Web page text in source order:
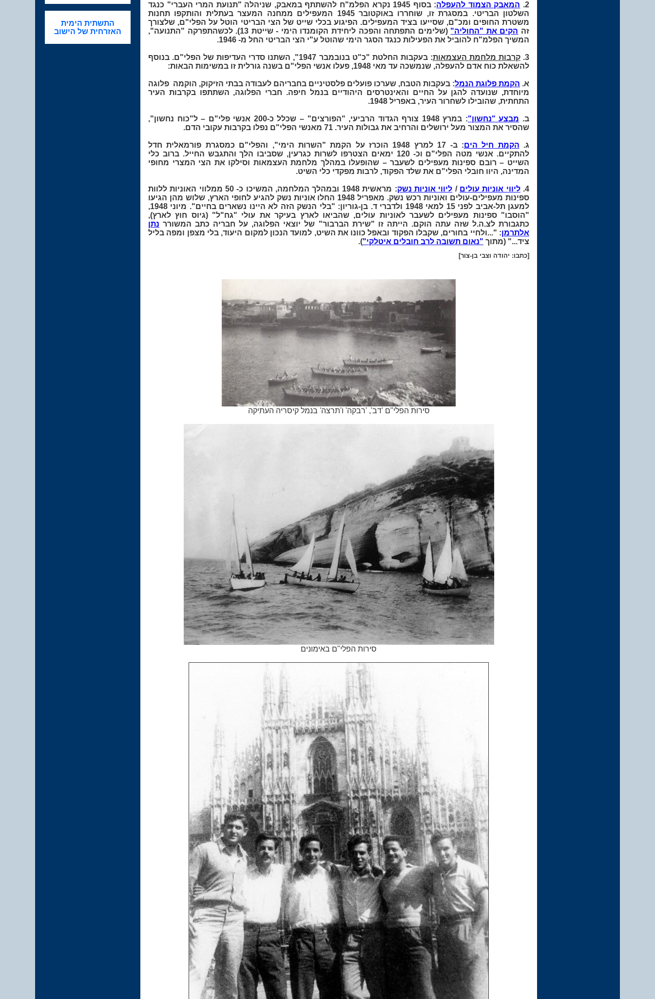
התשתית הימית
האזרחית של הישוב
2. המאבק הצמוד להעפלה
: בסוף 1945 נקרא הפלמ"ח להשתתף במאבק, שניהלה "תנועת המרי העברי" כנגד
השלטון הבריטי. במסגרת זו, שוחררו באוקטובר 1945 המעפילים ממחנה המעצר בעתלית והותקפו תחנות
משטרת החופים ומכ"ם, שסייעו בציד המעפילים. הפיגוע בכלי שייט של הצי הבריטי הוטל על הפלי"ם, שלצורך
זה הקים את "החוליה"
(שלימים התפתחה והפכה ליחידת הקומנדו הימי - שייטת 13). לכשהתפרקה "התנועה",
המשיך הפלמ"ח להוביל את הפעילות כנגד הסגר הימי שהוטל ע"י הצי הבריטי החל מ- 1946.
3. קרבות מלחמת העצמאות
: בעקבות החלטת "כ"ט בנובמבר 1947", השתנו סדרי העדיפות של הפלי"ם. בנוסף
להשאלת כוח אדם להעפלה, שנמשכה עד מאי 1948, פעלו אנשי הפלי"ם בשנה גורלית זו במשימות הבאות:
א. הקמת פלוגת הנמל: בעקבות הטבח, שערכו פועלים פלסטיניים בחבריהם לעבודה בבתי הזיקוק, הוקמה פלוגה
מיוחדת, שנועדה להגן על החיים והאינטרסים היהודיים בנמל חיפה. חברי הפלוגה, השתתפו בקרבות העיר
התחתית, שהובילו לשחרור העיר, באפריל 1948.
ב. מבצע "נחשון"
: במרץ 1948 צורף הגדוד הרביעי, "הפורצים" – שכלל כ-200 אנשי פלי"ם – ל"כוח נחשון",
שהסיר את המצור מעל ירושלים והרחיב את גבולות העיר. 71 מאנשי הפלי"ם נפלו בקרבות עקובי הדם.
ג. הקמת חיל הים
: ב- 17 למרץ 1948 הוכרז על הקמת "השרות הימי", והפלי"ם כמסגרת פורמאלית חדל
להתקיים. אנשי מטה הפלי"ם וכ- 120 ימאים הצטרפו לשרות כגרעין, שסביבו הלך והתגבש החייל. ברוב כלי
השייט – רובם ספינות מעפילים לשעבר – שהופעלו במהלך מלחמת העצמאות וסילקו את הצי המצרי מחופי
המדינה, היוו חובלי הפלי"ם את שלד הפקוד, לרבות מפקדי כלי השיט.
4. ליווי אוניות עולים / ליווי אוניות נשק
: מראשית 1948 ובמהלך המלחמה, המשיכו כ- 50 ממלווי האוניות ללוות
ספינות מעפילים-עולים ואוניות רכש נשק. מאפריל 1948 החלו אוניות נשק להגיע לחופי הארץ, שלוש מהן הגיעו
למעגן תל-אביב לפני 15 למאי 1948 ולדברי ד. בן-גוריון: "בלי הנשק הזה לא היינו נשארים בחיים". מיוני 1948,
"הוסבו" ספינות מעפילים לשעבר לאוניות עולים, שהביאו לארץ בעיקר את עולי "גח"ל" (גיוס חוץ לארץ),
כתגבורת לצ.ה.ל שזה עתה הוקם. הייתה זו "שירת הברבור" של יוצאי הפלוגה, על חבריה כתב המשורר נתן
אלתרמן: "...ולחיי בחורים, שקבלו הפקוד ובאפל כוונו את השיט, למועד הנכון למקום היעוד, בלי מצפן ומפה בליל
ציד..." (מתוך "נאום תשובה לרב חובלים איטלקי").
[כתבו: יהודה וצבי בן-צור]
סירות הפלי"ם 'דב', 'רבקה' ו'תרצה' בנמל קיסריה העתיקה
סירות הפלי"ם באימונים